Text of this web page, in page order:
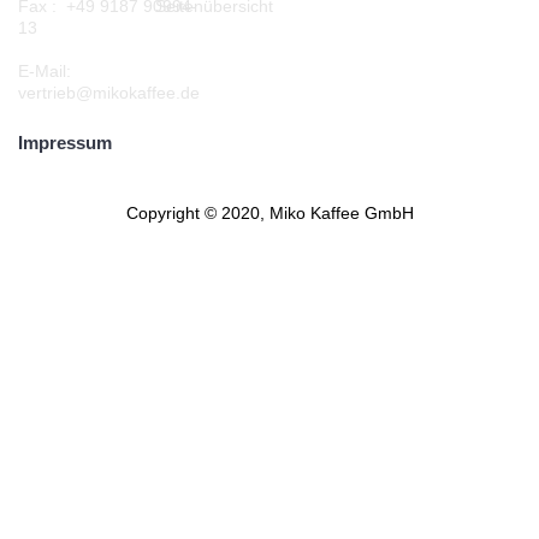
Fax : +49 9187 90994-
13
E-Mail:
vertrieb@mikokaffee.de
Seitenübersicht
Impressum
Copyright © 2020, Miko Kaffee GmbH